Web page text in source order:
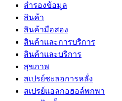
สำรองข้อมูล
สินค้า
สินค้ามือสอง
สินค้าและการบริการ
สินค้าและบริการ
สุขภาพ
สเปรย์ชะลอการหลั่ง
สเปรย์แอลกอฮอล์พกพา